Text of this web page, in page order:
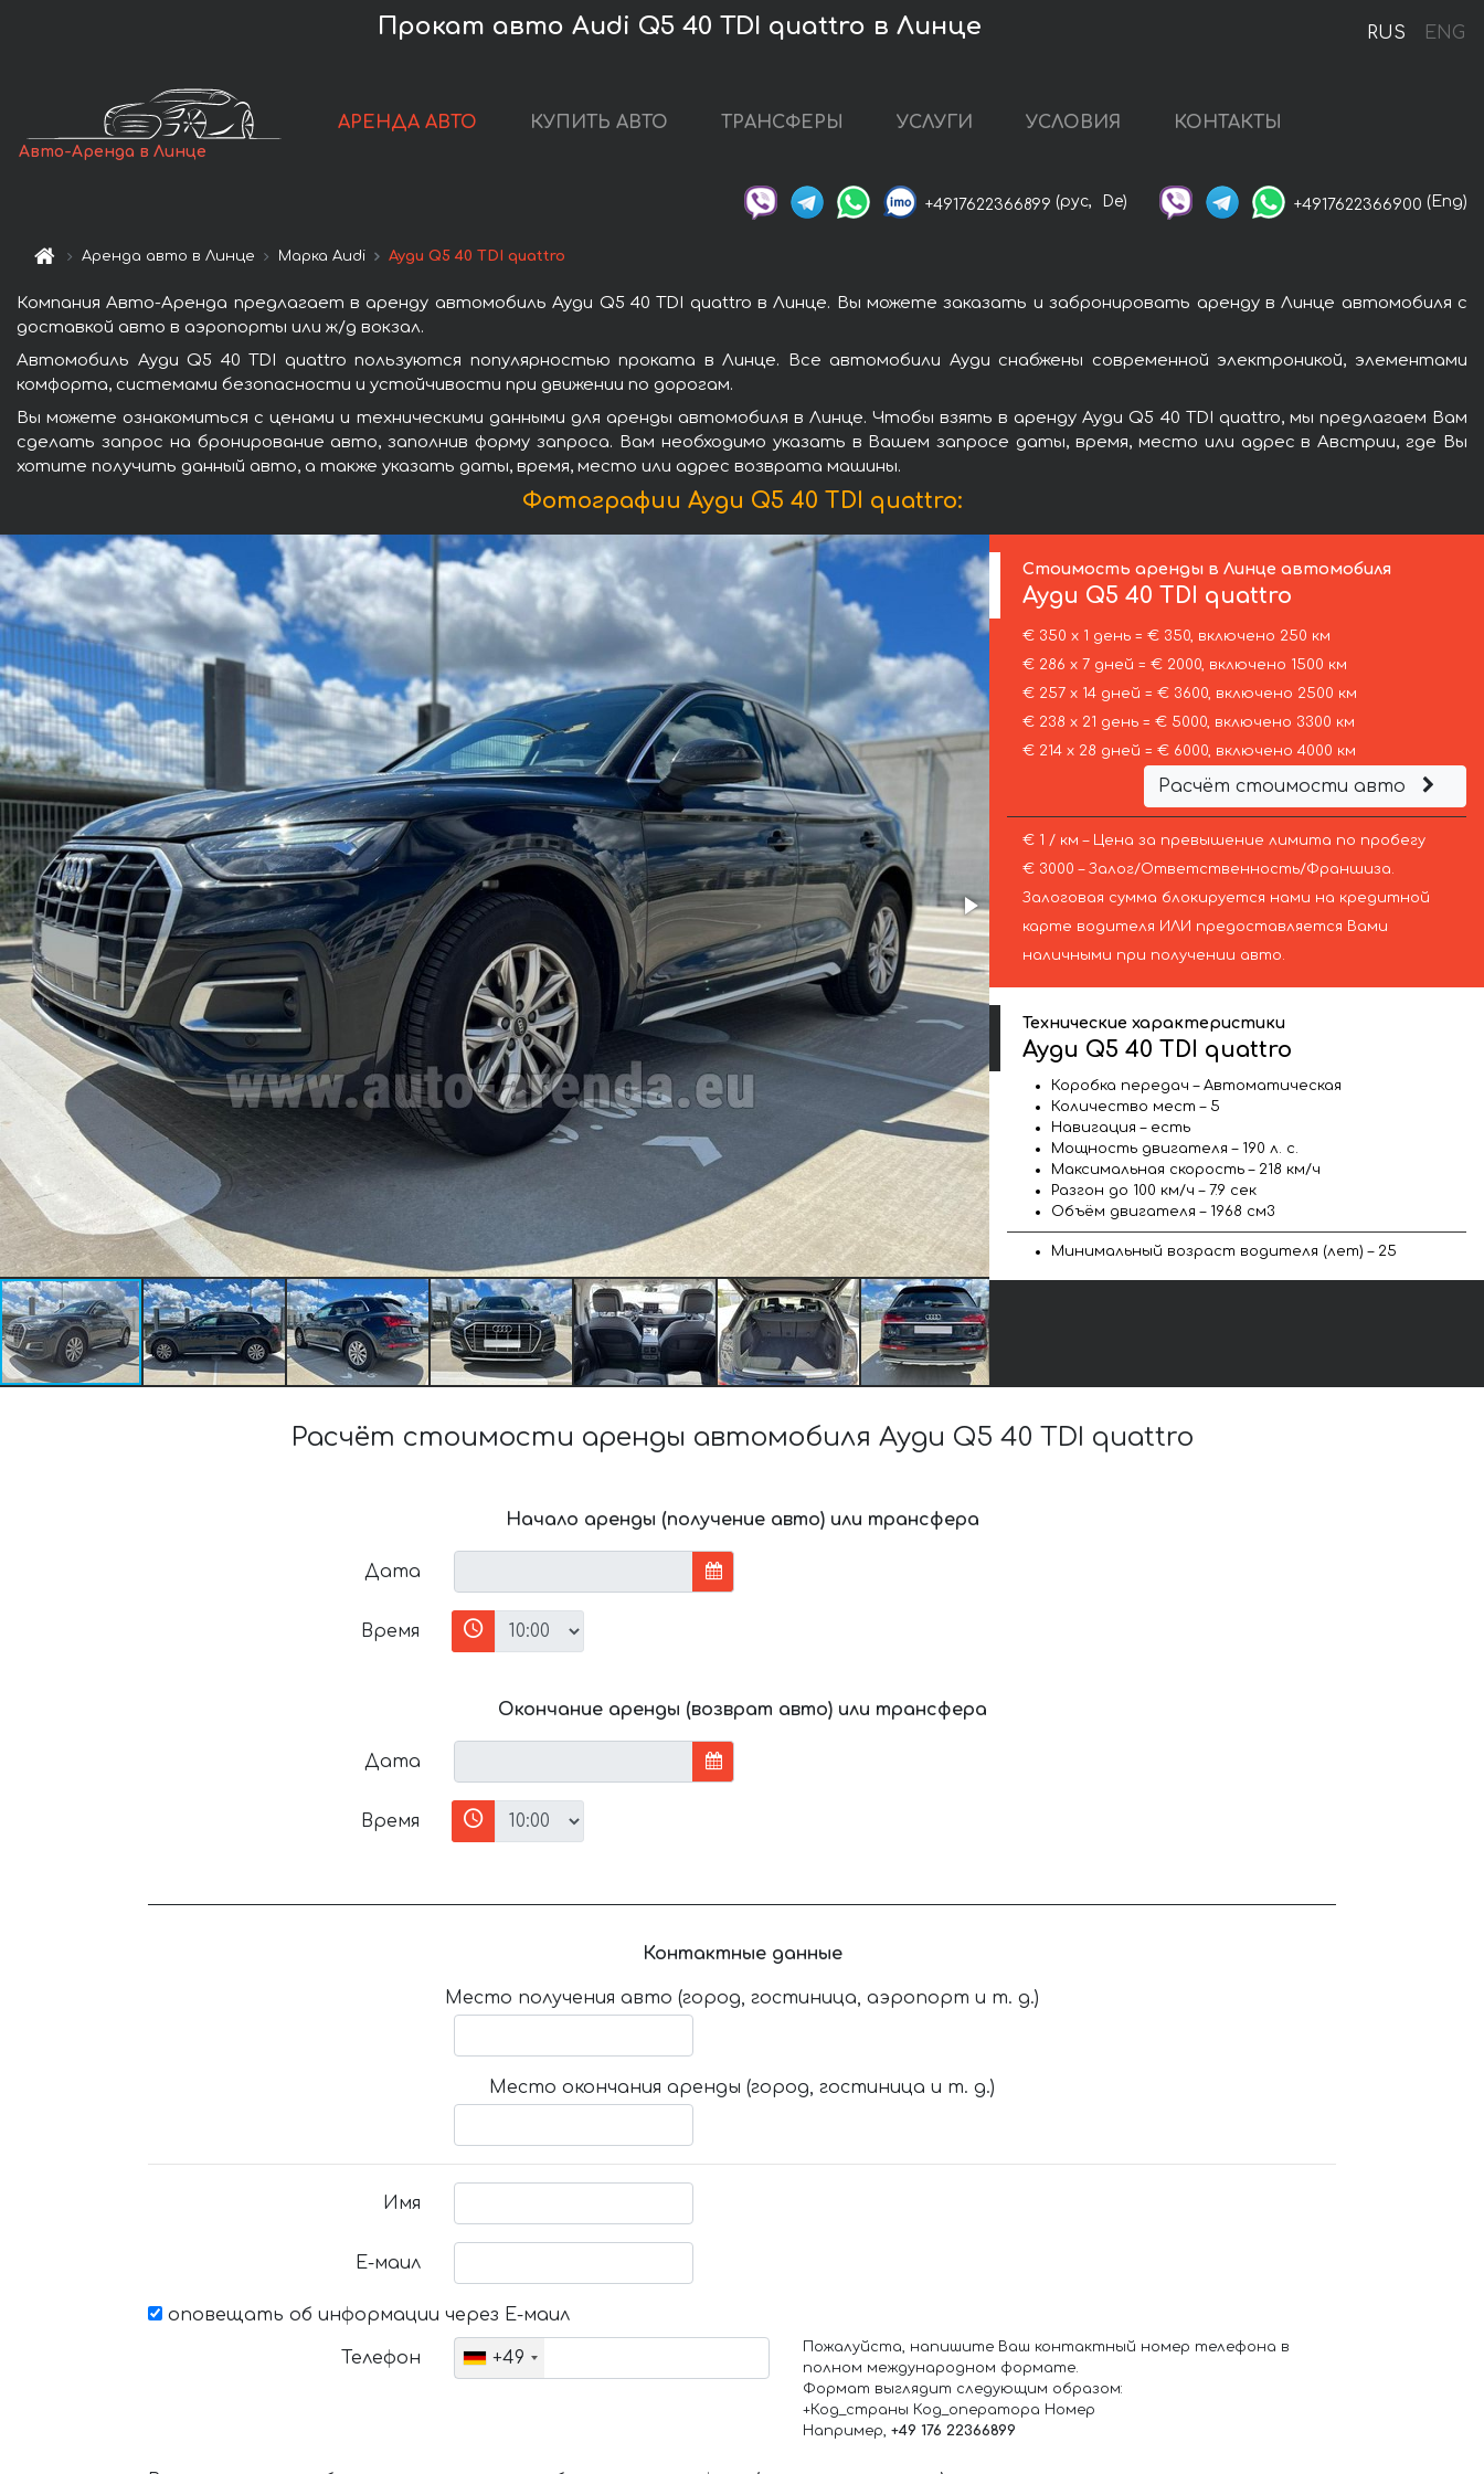
RUS ENG
Прокат авто Audi Q5 40 TDI quattro в Линце
Авто-Аренда в Линце
АРЕНДА АВТО КУПИТЬ АВТО ТРАНСФЕРЫ УСЛУГИ УСЛОВИЯ КОНТАКТЫ
+4917622366899 (рус, De) +4917622366900 (Eng)
Аренда авто в Линце Марка Audi Ауди Q5 40 TDI quattro
Компания Авто-Аренда предлагает в аренду автомобиль Ауди Q5 40 TDI quattro в Линце. Вы можете заказать и забронировать аренду в Линце автомобиля с
доставкой авто в аэропорты или ж/д вокзал.
Автомобиль Ауди Q5 40 TDI quattro пользуются популярностью проката в Линце. Все автомобили Ауди снабжены современной электроникой, элементами
комфорта, системами безопасности и устойчивости при движении по дорогам.
Вы можете ознакомиться с ценами и техническими данными для аренды автомобиля в Линце. Чтобы взять в аренду Ауди Q5 40 TDI quattro, мы предлагаем Вам
сделать запрос на бронирование авто, заполнив форму запроса. Вам необходимо указать в Вашем запросе даты, время, место или адрес в Австрии, где Вы
хотите получить данный авто, а также указать даты, время, место или адрес возврата машины.
Фотографии Ауди Q5 40 TDI quattro:
Стоимость аренды в Линце автомобиля
Ауди Q5 40 TDI quattro
€ 350 х 1 день = € 350, включено 250 км
€ 286 х 7 дней = € 2000, включено 1500 км
€ 257 х 14 дней = € 3600, включено 2500 км
€ 238 х 21 день = € 5000, включено 3300 км
€ 214 х 28 дней = € 6000, включено 4000 км
Расчёт стоимости авто
€ 1 / км – Цена за превышение лимита по пробегу
€ 3000 – Залог/Ответственность/Франшиза.
Залоговая сумма блокируется нами на кредитной
карте водителя ИЛИ предоставляется Вами
наличными при получении авто.
Технические характеристики
Ауди Q5 40 TDI quattro
Коробка передач – Автоматическая
Количество мест – 5
Навигация – есть
Мощность двигателя – 190 л. с.
Максимальная скорость – 218 км/ч
Разгон до 100 км/ч – 7.9 сек
Объём двигателя – 1968 см3
Минимальный возраст водителя (лет) – 25
Расчёт стоимости аренды автомобиля Ауди Q5 40 TDI quattro
Начало аренды (получение авто) или трансфера
Дата
Время
Окончание аренды (возврат авто) или трансфера
Дата
Время
Контактные данные
Место получения авто (город, гостиница, аэропорт и т. д.)
Место окончания аренды (город, гостиница и т. д.)
Имя
Е-маил
оповещать об информации через Е-маил
Телефон +49
Пожалуйста, напишите Ваш контактный номер телефона в
полном международном формате.
Формат выглядит следующим образом:
+Код_страны Код_оператора Номер
Например, +49 176 22366899